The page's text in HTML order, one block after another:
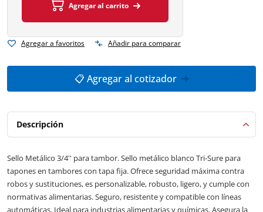
Agregar al carrito
Agregar a favoritos Añadir para comparar
📋 Agregar al cotizador
Descripción
Sello Metálico 3/4'' para tambor. Sello metálico blanco Tri-Sure para
tapones en tambores con tapa fija. Ofrece seguridad máxima contra
robos y sustituciones, es personalizable, robusto, ligero, y cumple con
normativas alimentarias. Seguro, resistente y compatible con líneas